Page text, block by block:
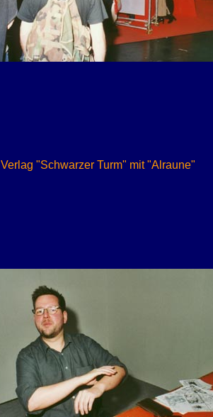
Verlag "Schwarzer Turm" mit "Alraune"